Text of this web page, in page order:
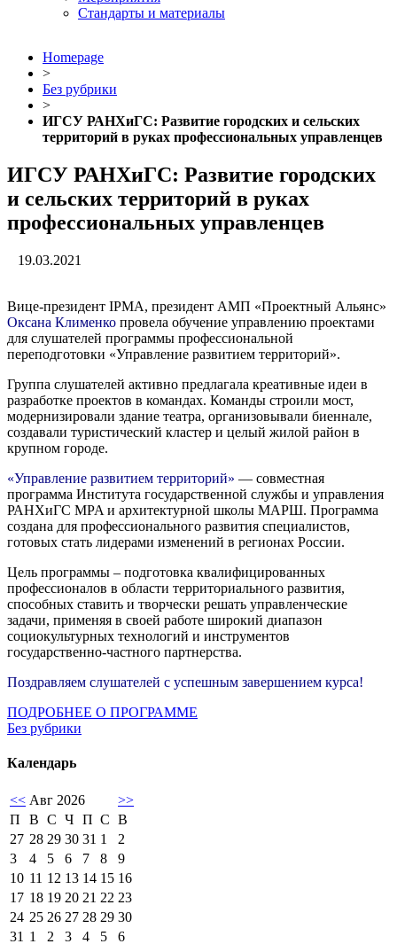
Стандарты и материалы
Homepage
>
Без рубрики
>
ИГСУ РАНХиГС: Развитие городских и сельских
территорий в руках профессиональных управленцев
ИГСУ РАНХиГС: Развитие городских
и сельских территорий в руках
профессиональных управленцев
19.03.2021
Вице-президент IPMA, президент АМП «Проектный Альянс»
Оксана Клименко провела обучение управлению проектами
для слушателей программы профессиональной
переподготовки «Управление развитием территорий».
Группа слушателей активно предлагала креативные идеи в
разработке проектов в командах. Команды строили мост,
модернизировали здание театра, организовывали биеннале,
создавали туристический кластер и целый жилой район в
крупном городе.
«Управление развитием территорий» — совместная
программа Института государственной службы и управления
РАНХиГС MPA и архитектурной школы МАРШ. Программа
создана для профессионального развития специалистов,
готовых стать лидерами изменений в регионах России.
Цель программы – подготовка квалифицированных
профессионалов в области территориального развития,
способных ставить и творчески решать управленческие
задачи, применяя в своей работе широкий диапазон
социокультурных технологий и инструментов
государственно-частного партнерства.
Поздравляем слушателей с успешным завершением курса!
ПОДРОБНЕЕ О ПРОГРАММЕ
Без рубрики
Календарь
<< Авг 2026
>>
П
В С Ч П С В
27 28 29 30 31 1
2
3
4 5 6 7 8
9
10 11 12 13 14 15 16
17 18 19 20 21 22 23
24 25 26 27 28 29 30
31 1 2 3 4 5 6